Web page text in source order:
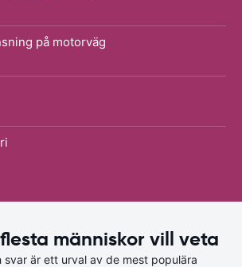
på motorväg
människor vill veta
svar är ett urval av de mest populära